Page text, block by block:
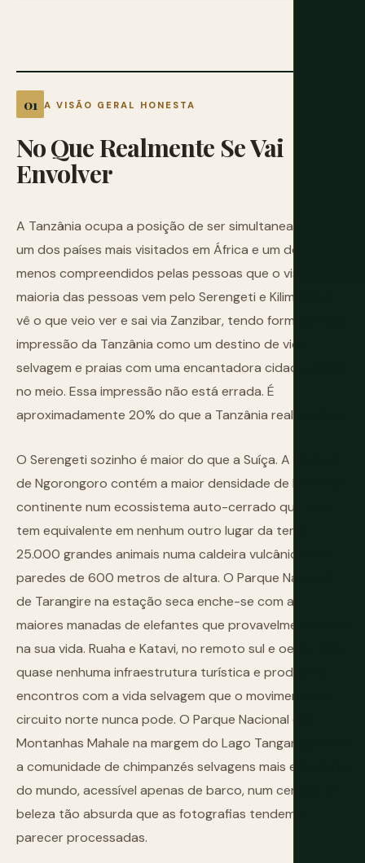
A VISÃO GERAL HONESTA
NoQueRealmente SeVai
Envolver
A Tanzânia ocupa a posição de ser simultaneamente
um dos países mais visitados em África e um dos
menos compreendidos pelas pessoas que o visitam. A
maioria das pessoas vem pelo Serengeti e Kilimanjaro,
vê o que veio ver e sai via Zanzibar, tendo formado uma
impressão da Tanzânia como um destino de vida
selvagem e praias com uma encantadora cidade antiga
no meio. Essa impressão não está errada. É
aproximadamente 20% do que a Tanzânia realmente é.
O Serengeti sozinho é maior do que a Suíça. A Cratera
de Ngorongoro contém a maior densidade de leões no
continente num ecossistema auto-cerrado que não
tem equivalente em nenhum outro lugar da terra —
25.000 grandes animais numa caldeira vulcânica com
paredes de 600 metros de altura. O Parque Nacional
de Tarangire na estação seca enche-se com as
maiores manadas de elefantes que provavelmente verá
na sua vida. Ruaha e Katavi, no remoto sul e oeste, têm
quase nenhuma infraestrutura turística e produzem
encontros com a vida selvagem que o movimentado
circuito norte nunca pode. O Parque Nacional das
Montanhas Mahale na margem do Lago Tanganyika tem
a comunidade de chimpanzés selvagens mais estudada
do mundo, acessível apenas de barco, num cenário de
beleza tão absurda que as fotografias tendem a
parecer processadas.